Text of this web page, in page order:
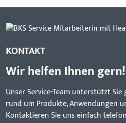
KONTAKT
Wir helfen Ihnen gern!
Unser Service-Team unterstützt
rund um Produkte, Anwendungen
Kontaktieren Sie uns einfach